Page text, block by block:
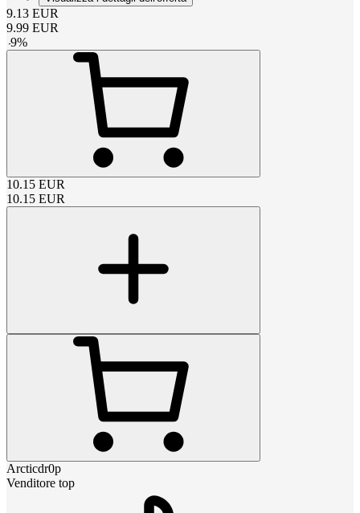
9.13 EUR
9.99 EUR
-9%
10.15 EUR
10.15 EUR
Arcticdr0p
Venditore top